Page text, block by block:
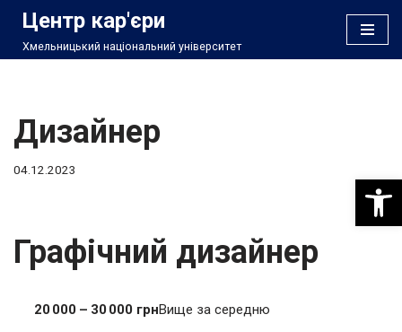
Перейти
Центр кар'єри
Хмельницький національний університет
Дизайнер
04.12.2023
Графічний дизайнер
20 000 – 30 000 грнВище за середню